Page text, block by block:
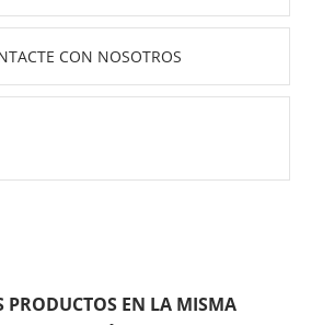
CON NOSOTROS
PRODUCTOS EN LA MISMA